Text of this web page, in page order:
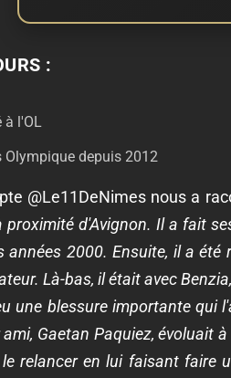
:
à l'OL
Olympique depuis 2012
@Le11DeNimes nous a
proximité d'Avignon. Il a fait
années 2000. Ensuite, il a
Là-bas, il était avec
une blessure importante qui
ami, Gaetan Paquiez, évoluait
relancer en lui faisant faire